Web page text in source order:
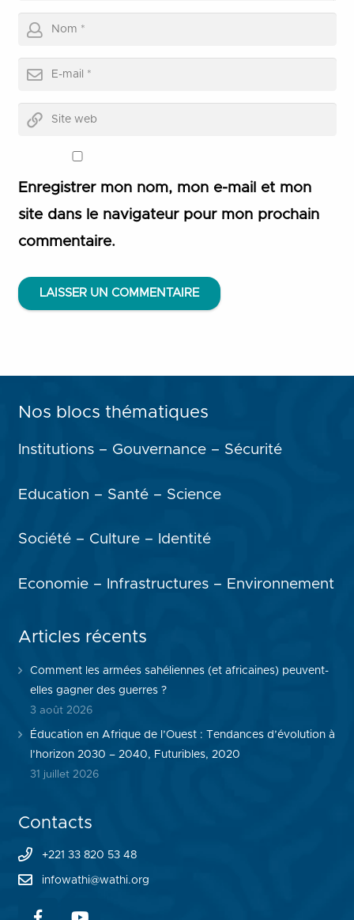
Enregistrer mon nom, mon e-mail et mon
site dans le navigateur pour mon prochain
commentaire.
LAISSER UN COMMENTAIRE
Nos blocs thématiques
Institutions – Gouvernance – Sécurité
Education – Santé – Science
Société – Culture – Identité
Economie – Infrastructures – Environnement
Articles récents
Comment les armées sahéliennes (et africaines) peuvent-
elles gagner des guerres ?
3 août 2026
Éducation en Afrique de l’Ouest : Tendances d’évolution à
l’horizon 2030 – 2040, Futuribles, 2020
31 juillet 2026
Contacts
+221 33 820 53 48
infowathi@wathi.org